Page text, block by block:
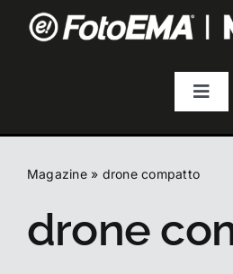
Toggle
Fotografia
Magazine» drone compatto
drone